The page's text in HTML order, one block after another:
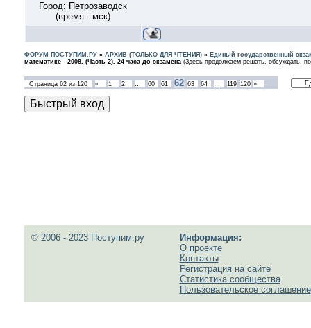
Город: Петрозаводск
(время - мск)
ФОРУМ ПОСТУПИМ.РУ» АРХИВ (ТОЛЬКО ДЛЯ ЧТЕНИЯ)» Единый государственный
математике - 2008. (Часть 2). 24 часа до экзамена (Здесь продолжаем решать, обсуждать,
Страница 62из 120 « 1 2 … 60 61 62 63 64 … 119 120 »
© 2006 - 2023 Поступим.ру
Информация:
О проекте
Контакты
Регистрация на сайте
Статистика сообщества
Пользовательское соглашение